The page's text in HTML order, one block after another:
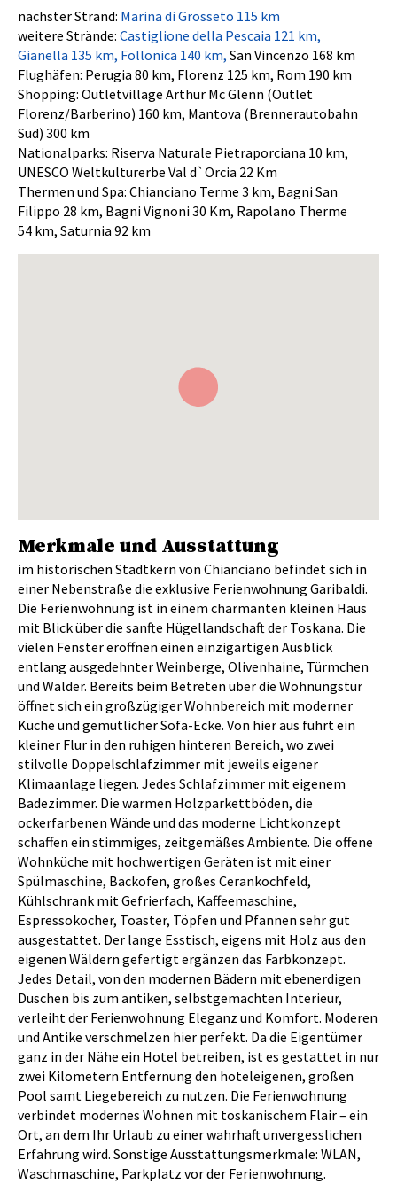
nächster Strand: Marina di Grosseto 115 km
weitere Strände: Castiglione della Pescaia 121 km,
Gianella 135 km, Follonica 140 km, San Vincenzo 168 km
Flughäfen: Perugia 80 km, Florenz 125 km, Rom 190 km
Shopping: Outletvillage Arthur Mc Glenn (Outlet
Florenz/Barberino) 160 km, Mantova (Brennerautobahn
Süd) 300 km
Nationalparks: Riserva Naturale Pietraporciana 10 km,
UNESCO Weltkulturerbe Val d`Orcia 22 Km
Thermen und Spa: Chianciano Terme 3 km, Bagni San
Filippo 28 km, Bagni Vignoni 30 Km, Rapolano Therme
54 km, Saturnia 92 km
Merkmale und Ausstattung
im historischen Stadtkern von Chianciano befindet sich in
einer Nebenstraße die exklusive Ferienwohnung Garibaldi.
Die Ferienwohnung ist in einem charmanten kleinen Haus
mit Blick über die sanfte Hügellandschaft der Toskana. Die
vielen Fenster eröffnen einen einzigartigen Ausblick
entlang ausgedehnter Weinberge, Olivenhaine, Türmchen
und Wälder. Bereits beim Betreten über die Wohnungstür
öffnet sich ein großzügiger Wohnbereich mit moderner
Küche und gemütlicher Sofa-Ecke. Von hier aus führt ein
kleiner Flur in den ruhigen hinteren Bereich, wo zwei
stilvolle Doppelschlafzimmer mit jeweils eigener
Klimaanlage liegen. Jedes Schlafzimmer mit eigenem
Badezimmer. Die warmen Holzparkettböden, die
ockerfarbenen Wände und das moderne Lichtkonzept
schaffen ein stimmiges, zeitgemäßes Ambiente. Die offene
Wohnküche mit hochwertigen Geräten ist mit einer
Spülmaschine, Backofen, großes Cerankochfeld,
Kühlschrank mit Gefrierfach, Kaffeemaschine,
Espressokocher, Toaster, Töpfen und Pfannen sehr gut
ausgestattet. Der lange Esstisch, eigens mit Holz aus den
eigenen Wäldern gefertigt ergänzen das Farbkonzept.
Jedes Detail, von den modernen Bädern mit ebenerdigen
Duschen bis zum antiken, selbstgemachten Interieur,
verleiht der Ferienwohnung Eleganz und Komfort. Moderen
und Antike verschmelzen hier perfekt. Da die Eigentümer
ganz in der Nähe ein Hotel betreiben, ist es gestattet in nur
zwei Kilometern Entfernung den hoteleigenen, großen
Pool samt Liegebereich zu nutzen. Die Ferienwohnung
verbindet modernes Wohnen mit toskanischem Flair – ein
Ort, an dem Ihr Urlaub zu einer wahrhaft unvergesslichen
Erfahrung wird. Sonstige Ausstattungsmerkmale: WLAN,
Waschmaschine, Parkplatz vor der Ferienwohnung.